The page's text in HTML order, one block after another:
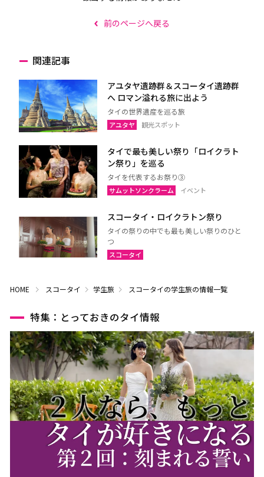
前のページへ戻る
関連記事
アユタヤ遺跡群＆スコータイ遺跡群
へ ロマン溢れる旅に出よう
タイの世界遺産を巡る旅
アユタヤ 観光スポット
タイで最も美しい祭り「ロイクラト
ン祭り」を巡る
タイを代表するお祭り③
サムットソンクラーム イベント
スコータイ・ロイクラトン祭り
タイの祭りの中でも最も美しい祭りのひと
つ
スコータイ
HOME スコータイ 学生旅 スコータイの学生旅の情報一覧
特集：とっておきのタイ情報